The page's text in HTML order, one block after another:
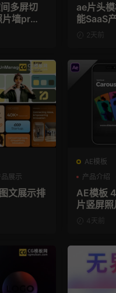
多屏切
墙pr模
ae片头模板 36秒科技感
能SaaS
频AE模板
2天前
品展示
文展示排
AE模板
产品介绍
AE模板
片竖屏
4天前